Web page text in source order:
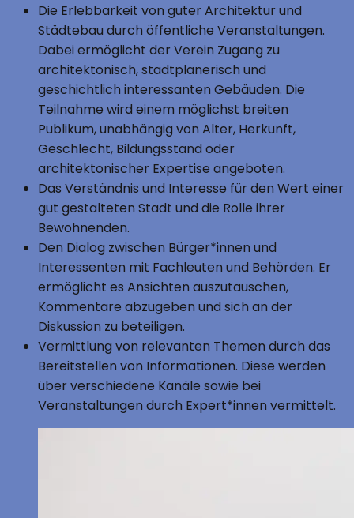
Die Erlebbarkeit von guter Architektur und
Städtebau durch öffentliche Veranstaltungen.
Dabei ermöglicht der Verein Zugang zu
architektonisch, stadtplanerisch und
geschichtlich interessanten Gebäuden. Die
Teilnahme wird einem möglichst breiten
Publikum, unabhängig von Alter, Herkunft,
Geschlecht, Bildungsstand oder
architektonischer Expertise angeboten.
Das Verständnis und Interesse für den Wert einer
gut gestalteten Stadt und die Rolle ihrer
Bewohnenden.
Den Dialog zwischen Bürger*innen und
Interessenten mit Fachleuten und Behörden. Er
ermöglicht es Ansichten auszutauschen,
Kommentare abzugeben und sich an der
Diskussion zu beteiligen.
Vermittlung von relevanten Themen durch das
Bereitstellen von Informationen. Diese werden
über verschiedene Kanäle sowie bei
Veranstaltungen durch Expert*innen vermittelt.